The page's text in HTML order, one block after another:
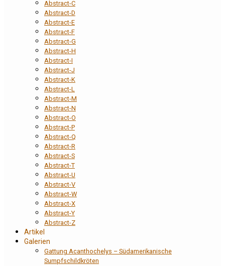
Abstract-C
Abstract-D
Abstract-E
Abstract-F
Abstract-G
Abstract-H
Abstract-I
Abstract-J
Abstract-K
Abstract-L
Abstract-M
Abstract-N
Abstract-O
Abstract-P
Abstract-Q
Abstract-R
Abstract-S
Abstract-T
Abstract-U
Abstract-V
Abstract-W
Abstract-X
Abstract-Y
Abstract-Z
Artikel
Galerien
Gattung Acanthochelys – Südamerikanische
Sumpfschildkröten